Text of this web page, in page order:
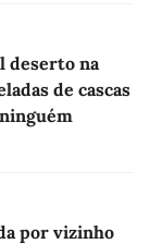
deserto na
de cascas
por vizinho